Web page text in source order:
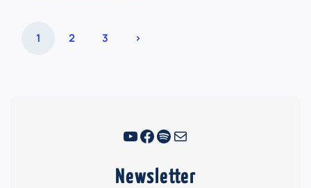
Paginazione
1 2 3 >
YouTube
Facebook
Spotify
Email
Newsletter